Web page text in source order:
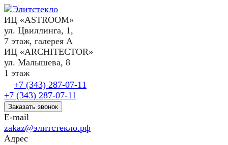
ИЦ «ASTROOM»
ул. Цвиллинга, 1,
7 этаж, галерея А
ИЦ «ARCHITECTOR»
ул. Малышева, 8
1 этаж
+7 (343) 287-07-11
+7 (343) 287-07-11
Заказать звонок
E-mail
zakaz@элитстекло.рф
Адрес